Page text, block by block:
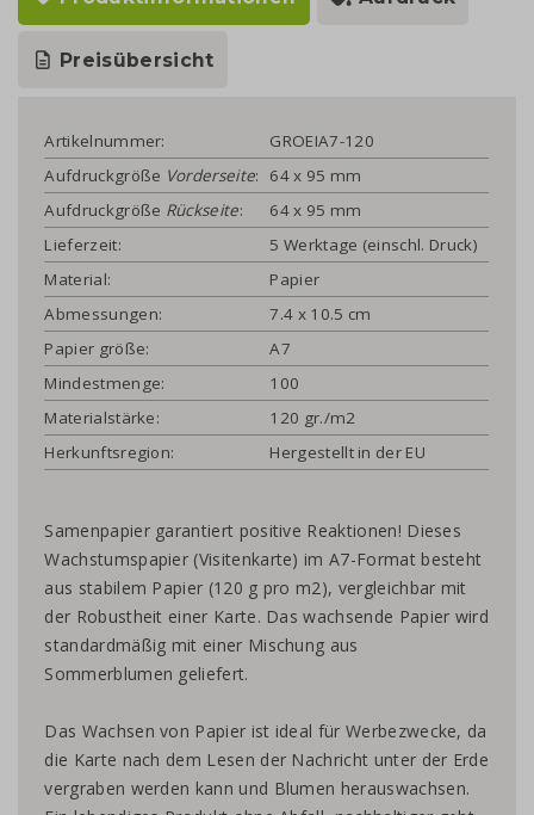
Preisübersicht
Artikelnummer:
GROEIA7-120
Aufdruckgröße Vorderseite:
64 x 95 mm
Aufdruckgröße Rückseite:
64 x 95 mm
Lieferzeit:
5 Werktage (einschl. Druck)
Material:
Papier
Abmessungen:
7.4 x 10.5 cm
Papier größe:
A7
Mindestmenge:
100
Materialstärke:
120 gr./m2
Herkunftsregion:
Hergestellt in der EU
Samenpapier garantiert positive Reaktionen! Dieses
Wachstumspapier (Visitenkarte) im A7-Format besteht
aus stabilem Papier (120 g pro m2), vergleichbar mit
der Robustheit einer Karte. Das wachsende Papier wird
standardmäßig mit einer Mischung aus
Sommerblumen geliefert.
Das Wachsen von Papier ist ideal für Werbezwecke, da
die Karte nach dem Lesen der Nachricht unter der Erde
vergraben werden kann und Blumen herauswachsen.